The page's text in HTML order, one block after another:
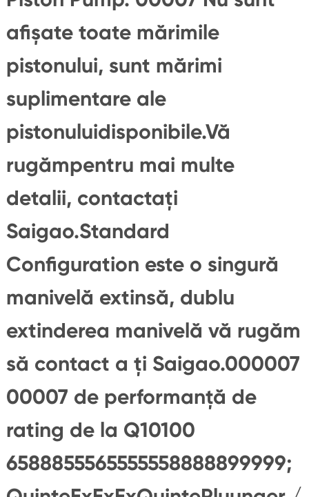
afișate toate mărimile
pistonului, sunt mărimi
suplimentare ale
pistonuluidisponibile.Vă
rugămpentru mai multe
detalii, contactați
Saigao.Standard
Configuration este o singură
manivelă extinsă, dublu
extinderea manivelă vă rugăm
să contact a ți Saigao.000007
00007 de performanță de
rating de la Q10100
6588855565555558888899999;